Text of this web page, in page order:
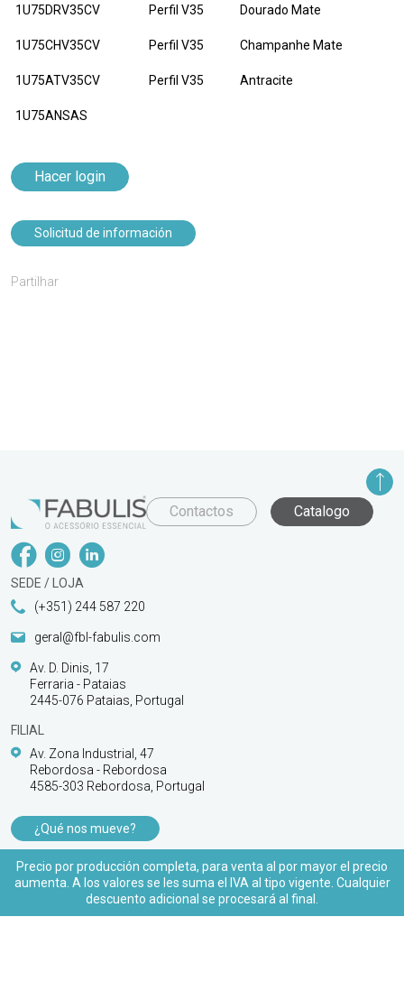
1U75DRV35CV Perfil V35 Dourado Mate
1U75CHV35CV Perfil V35 Champanhe Mate
1U75ATV35CV Perfil V35 Antracite
1U75ANSAS
Hacer login
Solicitud de información
Partilhar
Contactos Catalogo
SEDE / LOJA
(+351) 244 587 220
geral@fbl-fabulis.com
Av. D. Dinis, 17
Ferraria - Pataias
2445-076 Pataias, Portugal
FILIAL
Av. Zona Industrial, 47
Rebordosa - Rebordosa
4585-303 Rebordosa, Portugal
¿Qué nos mueve?
PRODUCTOS
APOYO AL CLIENTE
Precio por producción completa, para venta al por mayor el precio
aumenta. A los valores se les suma el IVA al tipo vigente. Cualquier
descuento adicional se procesará al final.